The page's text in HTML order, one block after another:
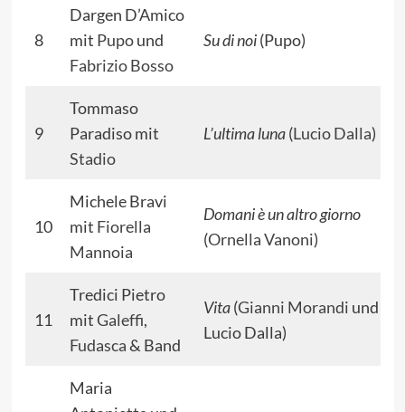
8
Dargen D’Amico
mit Pupound
Fabrizio Bosso
Su di noi(Pupo)
9
Tommaso
Paradiso mit
Stadio
L’ultima luna(Lucio Dalla)
10
Michele Bravi
mit Fiorella
Mannoia
Domani è un altro giorno
(Ornella Vanoni)
11
Tredici Pietro
mitGaleffi,
Fudasca& Band
Vita(Gianni Morandi und
Lucio Dalla)
Maria